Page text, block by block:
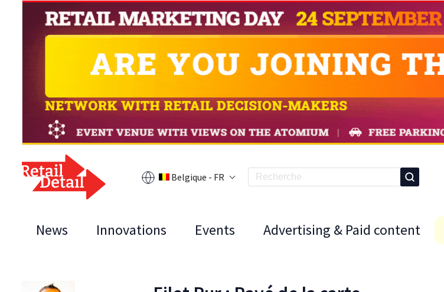
Belgique - FR
News Innovations Events Advertising & Paid content